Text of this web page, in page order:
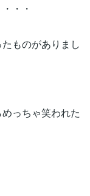
・・
ものがありまし
っちゃ笑われた